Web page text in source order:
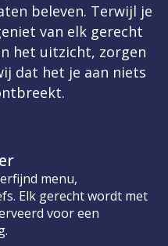
beleven. Terwijl je
van elk gerecht
het uitzicht, zorgen
dat het je aan niets
menu,
Elk gerecht wordt met
voor een